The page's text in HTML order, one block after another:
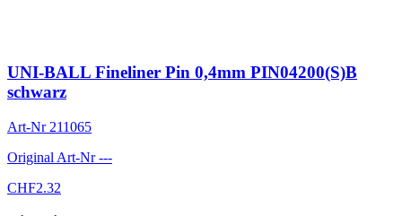
UNI-BALL Fineliner Pin 0,4mm PIN04200(S)B
schwarz
Art-Nr 211065
Original Art-Nr---
CHF2.32